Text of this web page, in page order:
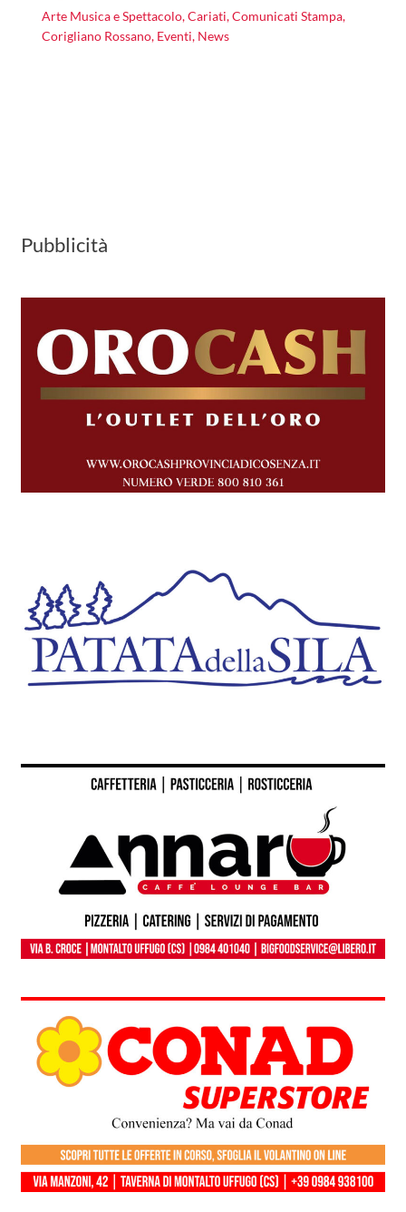
Arte Musica e Spettacolo,Cariati,Comunicati Stampa,
Corigliano Rossano, Eventi, News
Pubblicità